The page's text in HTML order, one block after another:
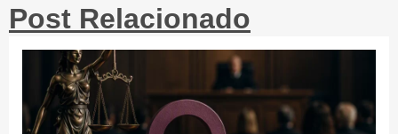
Post Relacionado